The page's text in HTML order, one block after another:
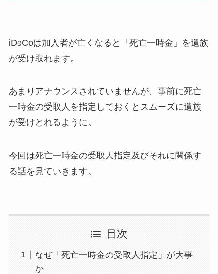
iDeCoは加入者が亡くなると「死亡一時金」を遺族
が受け取れます。
あまりアナウンスされていませんが、事前に死亡
一時金の受取人を指定しておくとスムーズに遺族
が受けとれるように。
今回は死亡一時金の受取人指定及びそれに関係す
る話を見ていきます。
目次
なぜ「死亡一時金の受取人指定」が大事
か